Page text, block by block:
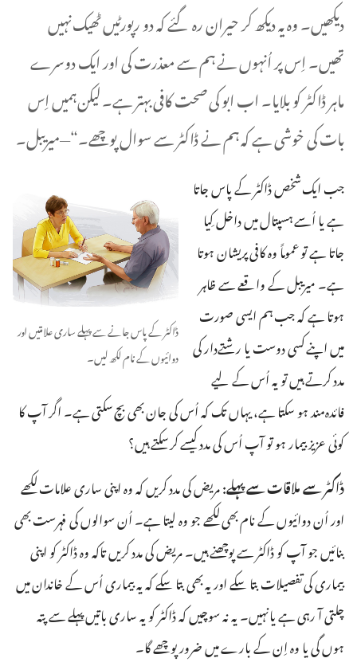
دیکھیں۔ وہ یہ دیکھ کر حیران رہ گئے کہ دو رپورٹیں ٹھیک نہیں
تھیں۔ اِس پر اُنہوں نے ہم سے معذرت کی اور ایک دوسرے
ماہر ڈاکٹر کو بلا‌یا۔ اب ابو کی صحت کافی بہتر ہے۔ لیکن ہمیں اِس
بات کی خوشی ہے کہ ہم نے ڈاکٹر سے سوال پوچھے۔“‏—‏میریبل۔‏
ڈاکٹر کے پاس جانے سے پہلے ساری علامتیں اور
دوائیوں کے نام لکھ لیں۔‏
جب ایک شخص ڈاکٹر کے پاس جاتا
ہے یا اُسے ہسپتال میں داخل کِیا
جاتا ہے تو عموماً وہ کافی پریشان ہوتا
ہے۔ میریبل کے واقعے سے ظاہر
ہوتا ہے کہ جب ہم ایسی صورت
میں اپنے کسی دوست یا رشتے‌دار کی
مدد کرتے ہیں تو یہ اُس کے لیے
فائدہ‌مند ہو سکتا ہے، یہاں تک کہ اُس کی جان بھی بچ سکتی ہے۔ اگر آپ کا
کوئی عزیز بیمار ہو تو آپ اُس کی مدد کیسے کر سکتے ہیں؟‏
ڈاکٹر سے ملاقات سے پہلے:‏مریض کی مدد کریں کہ وہ اپنی ساری علامات لکھے
اور اُن دوائیوں کے نام بھی لکھے جو وہ لیتا ہے۔ اُن سوالوں کی فہرست بھی
بنائیں جو آپ کو ڈاکٹر سے پوچھنے ہیں۔ مریض کی مدد کریں تاکہ وہ ڈاکٹر کو اپنی
بیماری کی تفصیلات بتا سکے اور یہ بھی بتا سکے کہ یہ بیماری اُس کے خاندان میں
چلتی آ رہی ہے یا نہیں۔ یہ نہ سوچیں کہ ڈاکٹر کو یہ ساری باتیں پہلے سے پتہ
ہوں گی یا وہ اِن کے بارے میں ضرور پوچھے گا۔‏